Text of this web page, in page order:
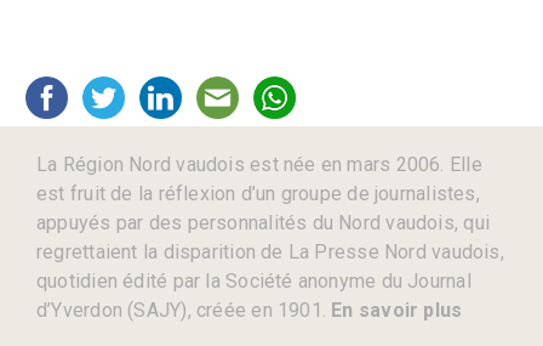
La Région Nord vaudois est née en mars 2006. Elle
est fruit de la réflexion d’un groupe de journalistes,
appuyés par des personnalités du Nord vaudois, qui
regrettaient la disparition de La Presse Nord vaudois,
quotidien édité par la Société anonyme du Journal
d’Yverdon (SAJY), créée en 1901. En savoir plus